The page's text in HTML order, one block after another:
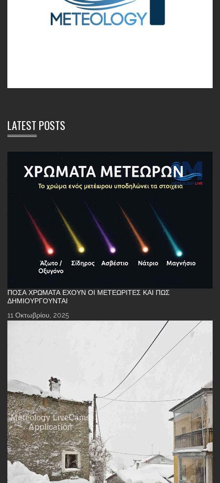
LATEST POSTS
ΠΌΣΑ ΧΡΏΜΑΤΑ ΈΧΟΥΝ ΟΙ ΜΕΤΕΩΡΊΤΕΣ ΚΑΙ ΠΏΣ
ΔΗΜΙΟΥΡΓΟΎΝΤΑΙ
11 Οκτωβρίου, 2025